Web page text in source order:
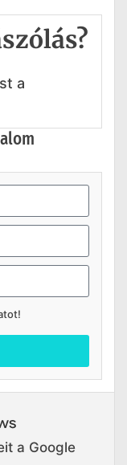
a
!
a Google